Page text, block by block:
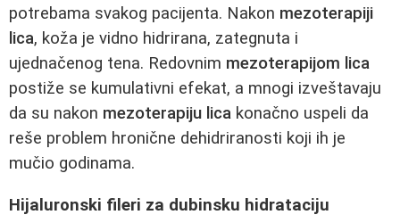
potrebama svakog pacijenta. Nakon mezoterapiji
lica, koža je vidno hidrirana, zategnuta i
ujednačenog tena. Redovnim mezoterapijom lica
postiže se kumulativni efekat, a mnogi izveštavaju
da su nakon mezoterapiju lica konačno uspeli da
reše problem hronične dehidriranosti koji ih je
mučio godinama.
Hijaluronski fileri za dubinsku hidrataciju